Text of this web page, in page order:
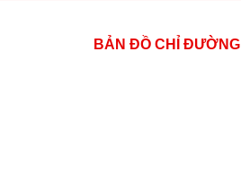
BẢN ĐỒ CHỈ ĐƯỜNG